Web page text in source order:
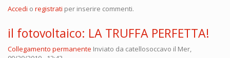
Accedi o registrati per inserire commenti.
il fotovoltaico: LA TRUFFA PERFETTA!
Collegamento permanente Inviato da catellosoccavo il Mer,